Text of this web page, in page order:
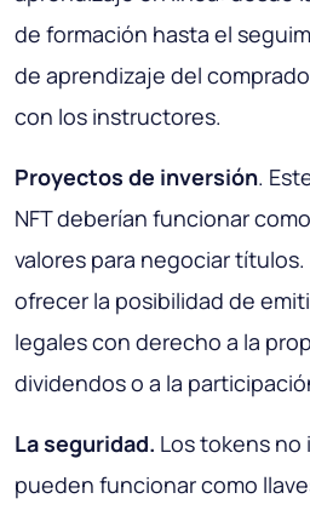
de formación hasta el
de aprendizaje del
con los instructores.
Proyectos de inversión.
NFT deberían funcionar
valores para negociar
ofrecer la posibilidad de
legales con derecho a la
dividendos o a la
La seguridad. Los tokens
pueden funcionar como